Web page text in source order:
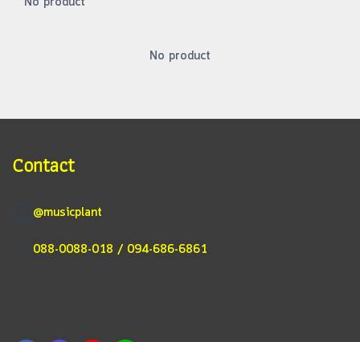
No product
Contact
@musicplant
088-0088-018 / 094-686-6861